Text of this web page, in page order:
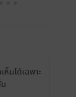
นได้เฉพาะ